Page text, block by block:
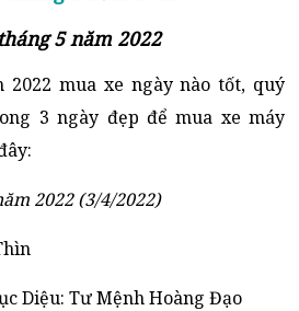
5 năm 2022
mua xe ngày nào tốt, quý
3 ngày đẹp để mua xe máy
2022 (3/4/2022)
Diệu: Tư Mệnh Hoàng Đạo